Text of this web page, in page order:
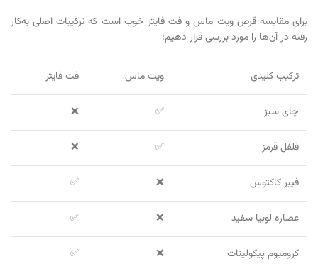
برای مقایسه قرص ویت ماس و فت فایتر خوب است که ترکیبات اصلی به‌کار
رفته در آن‌ها را مورد بررسی قرار دهیم:
ترکیب کلیدی ویت ماس فت فایتر
چای سبز ✅
❌
فلفل قرمز ✅
❌
فیبر کاکتوس ❌
✅
عصاره لوبیا سفید ❌
✅
کرومیوم پیکولینات ❌
✅